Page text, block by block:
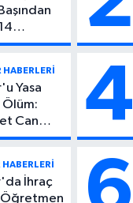
Çocuktan
HABERLERİ
Yasa
Ölüm:
Can
Yaşta
4
HABERLERİ
İhraç
Öğretmen